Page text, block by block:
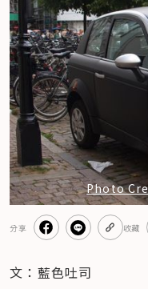
Photo
分享 收藏
文：藍色吐司